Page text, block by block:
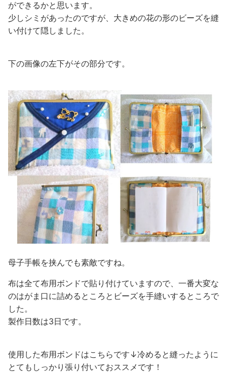
ができるかと思います。
少しシミがあったのですが、大きめの花の形のビーズを縫
い付けて隠しました。
下の画像の左下がその部分です。
母子手帳を挟んでも素敵ですね。
布は全て布用ボンドで貼り付けていますので、一番大変な
のはがま口に詰めるところとビーズを手縫いするところで
した。
製作日数は3日です。
使用した布用ボンドはこちらです↓冷めると縫ったように
とてもしっかり張り付いておススメです！